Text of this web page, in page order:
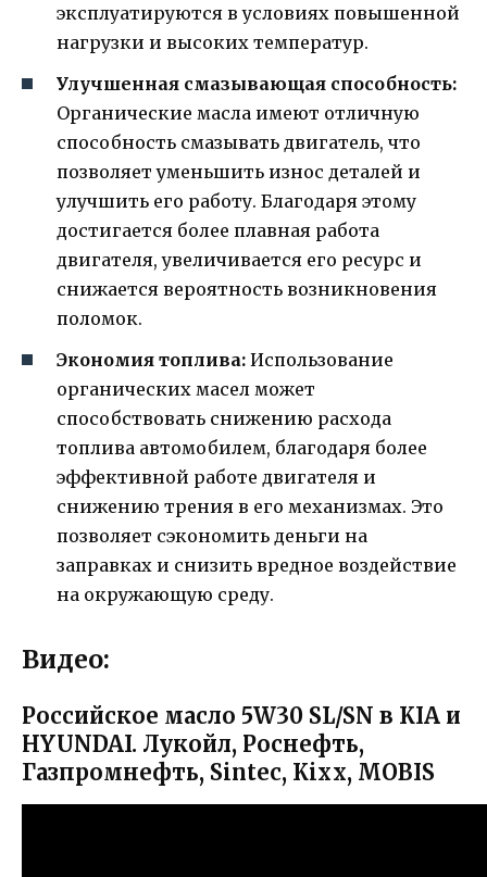
эксплуатируются в условиях повышенной
нагрузки и высоких температур.
Улучшенная смазывающая способность:
Органические масла имеют отличную
способность смазывать двигатель, что
позволяет уменьшить износ деталей и
улучшить его работу. Благодаря этому
достигается более плавная работа
двигателя, увеличивается его ресурс и
снижается вероятность возникновения
поломок.
Экономия топлива: Использование
органических масел может
способствовать снижению расхода
топлива автомобилем, благодаря более
эффективной работе двигателя и
снижению трения в его механизмах. Это
позволяет сэкономить деньги на
заправках и снизить вредное воздействие
на окружающую среду.
Видео:
Российское масло 5W30 SL/SN в KIA и
HYUNDAI. Лукойл, Роснефть,
Газпромнефть, Sintec, Kixx, MOBIS